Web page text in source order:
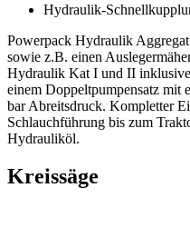
Hydraulik-
Powerpack Hydraulik
sowie z.B. einen
Hydraulik Kat I und II
einem Doppeltpumpensatz
bar Abreitsdruck. Kompletter
Schlauchführung bis zum
Hydrauliköl.
Kreissäge